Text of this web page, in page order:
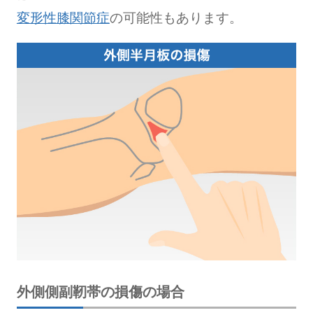
変形性膝関節症の可能性もあります。
外側側副靭帯の損傷の場合